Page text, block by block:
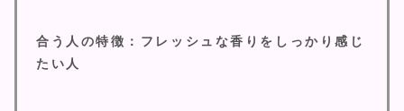
合う人の特徴：フレッシュな香りをしっかり感じ
たい人